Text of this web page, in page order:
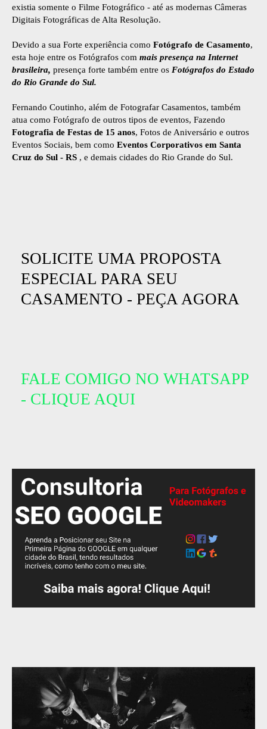
existia somente o Filme Fotográfico - até as modernas Câmeras
Digitais Fotográficas de Alta Resolução.
Devido a sua Forte experiência como Fotógrafo de Casamento,
esta hoje entre os Fotógrafos com mais presença na Internet
brasileira, presença forte também entre os Fotógrafos do Estado
do Rio Grande do Sul.
Fernando Coutinho, além de Fotografar Casamentos, também
atua como Fotógrafo de outros tipos de eventos, Fazendo
Fotografia de Festas de 15 anos, Fotos de Aniversário e outros
Eventos Sociais, bem como Eventos Corporativos em Santa
Cruz do Sul - RS , e demais cidades do Rio Grande do Sul.
SOLICITE UMA PROPOSTA
ESPECIAL PARA SEU
CASAMENTO - PEÇA AGORA
FALE COMIGO NO WHATSAPP
- CLIQUE AQUI